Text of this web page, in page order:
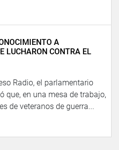
A
LUCHARON CONTRA EL
Radio, el parlamentario
que, en una mesa de trabajo,
de veteranos de guerra...